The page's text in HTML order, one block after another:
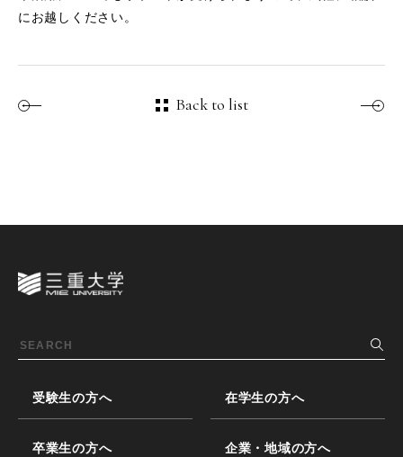
にお越しください。
Back to list
受験生の方へ 在学生の方へ
卒業生の方へ 企業・地域の方へ